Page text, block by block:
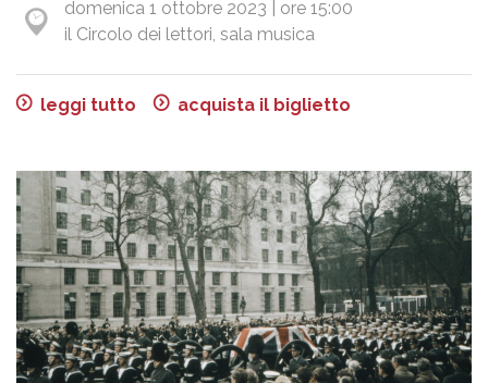
domenica 1 ottobre 2023 | ore 15:00
il Circolo dei lettori, sala musica
leggi tutto acquista il biglietto